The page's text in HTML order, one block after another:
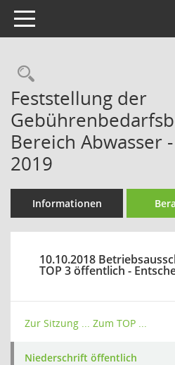
Toggle navigation
Rechercheauswahl
Feststellung der
Bereich Abwasser
2019
Informationen
10.10.2018
TOP 3 öffentlich -
Zur Sitzung ... Zum TOP ...
Niederschrift öffentlich